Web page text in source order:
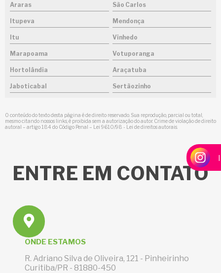
Araras São Carlos
Itupeva Mendonça
Itu Vinhedo
Marapoama Votuporanga
Hortolândia Araçatuba
Jaboticabal Sertãozinho
O conteúdo do texto desta página é de direito reservado. Sua reprodução, parcial ou total,
mesmo citando nossos links, é proibida sem a autorização do autor. Crime de violação de direito
autoral – artigo 184 do Código Penal – Lei 9610/98 - Lei de direitos autorais
ENTRE EM CONTATO
ONDE ESTAMOS
R. Adriano Silva de Oliveira, 121 - Pinheirinho
Curitiba/PR - 81880-450